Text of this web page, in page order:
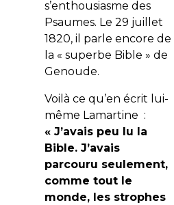
s’enthousiasme des
Psaumes. Le 29 juillet
1820, il parle encore de
la « superbe Bible » de
Genoude.
Voilà ce qu’en écrit lui-
même Lamartine :
« J’avais peu lu la
Bible. J’avais
parcouru seulement,
comme tout le
monde, les strophes